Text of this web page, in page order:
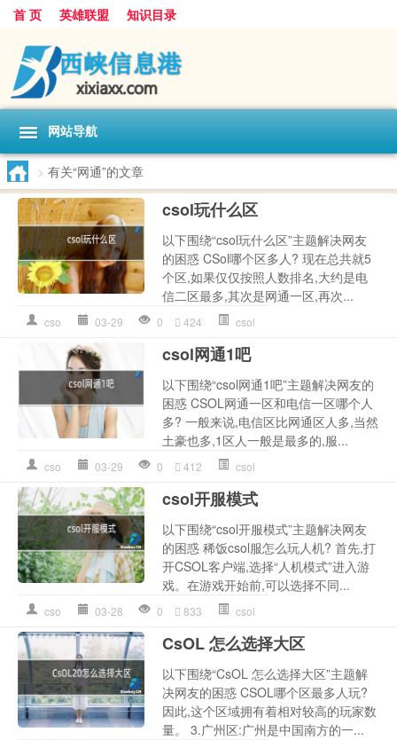
首 页 英雄联盟 知识目录
网站导航
> 有关“网通”的文章
csol玩什么区
以下围绕“csol玩什么区”主题解决网友
的困惑 CSol哪个区多人? 现在总共就5
个区,如果仅仅按照人数排名,大约是电
信二区最多,其次是网通一区,再次...
cso 03-29 0 424 csol
csol网通1吧
以下围绕“csol网通1吧”主题解决网友的
困惑 CSOL网通一区和电信一区哪个人
多? 一般来说,电信区比网通区人多,当然
土豪也多,1区人一般是最多的,服...
cso 03-29 0 412 csol
csol开服模式
以下围绕“csol开服模式”主题解决网友
的困惑 稀饭csol服怎么玩人机? 首先,打
开CSOL客户端,选择“人机模式”进入游
戏。在游戏开始前,可以选择不同...
cso 03-28 0 833 csol
CsOL 怎么选择大区
以下围绕“CsOL 怎么选择大区”主题解
决网友的困惑 CSOL哪个区最多人玩?
因此,这个区域拥有着相对较高的玩家数
量。 3.广州区:广州是中国南方的一...